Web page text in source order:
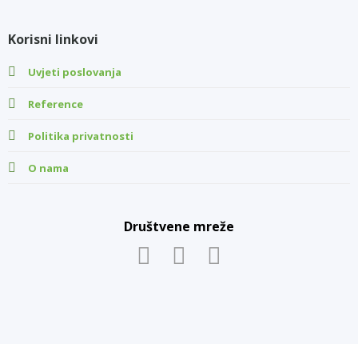
Korisni linkovi
Uvjeti poslovanja
Reference
Politika privatnosti
O nama
Društvene mreže